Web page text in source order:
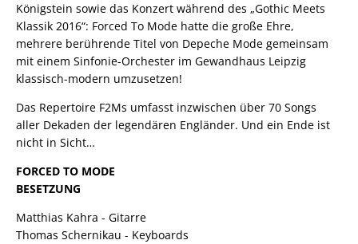
Königstein sowie das Konzert während des „Gothic Meets
Klassik 2016“: Forced To Mode hatte die große Ehre,
mehrere berührende Titel von Depeche Mode gemeinsam
mit einem Sinfonie-Orchester im Gewandhaus Leipzig
klassisch-modern umzusetzen!
Das Repertoire F2Ms umfasst inzwischen über 70 Songs
aller Dekaden der legendären Engländer. Und ein Ende ist
nicht in Sicht…
FORCED TO MODE
BESETZUNG
Matthias Kahra - Gitarre
Thomas Schernikau - Keyboards